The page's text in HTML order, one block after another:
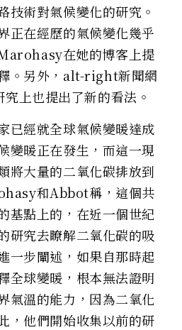
技術對氣候變化的研究。
正在經歷的氣候變化幾乎
在她的博客上提
。另外，alt-right新聞網
上也提出了新的看法。
已經就全球氣候變暖達成
變暖正在發生，而這一現
將大量的二氧化碳排放到
和Abbot稱，這個共
基點上的，在近一個世紀
研究去瞭解二氧化碳的吸
一步闡述，如果自那時起
全球變暖，根本無法證明
氣溫的能力，因為二氧化
，他們開始收集以前的研